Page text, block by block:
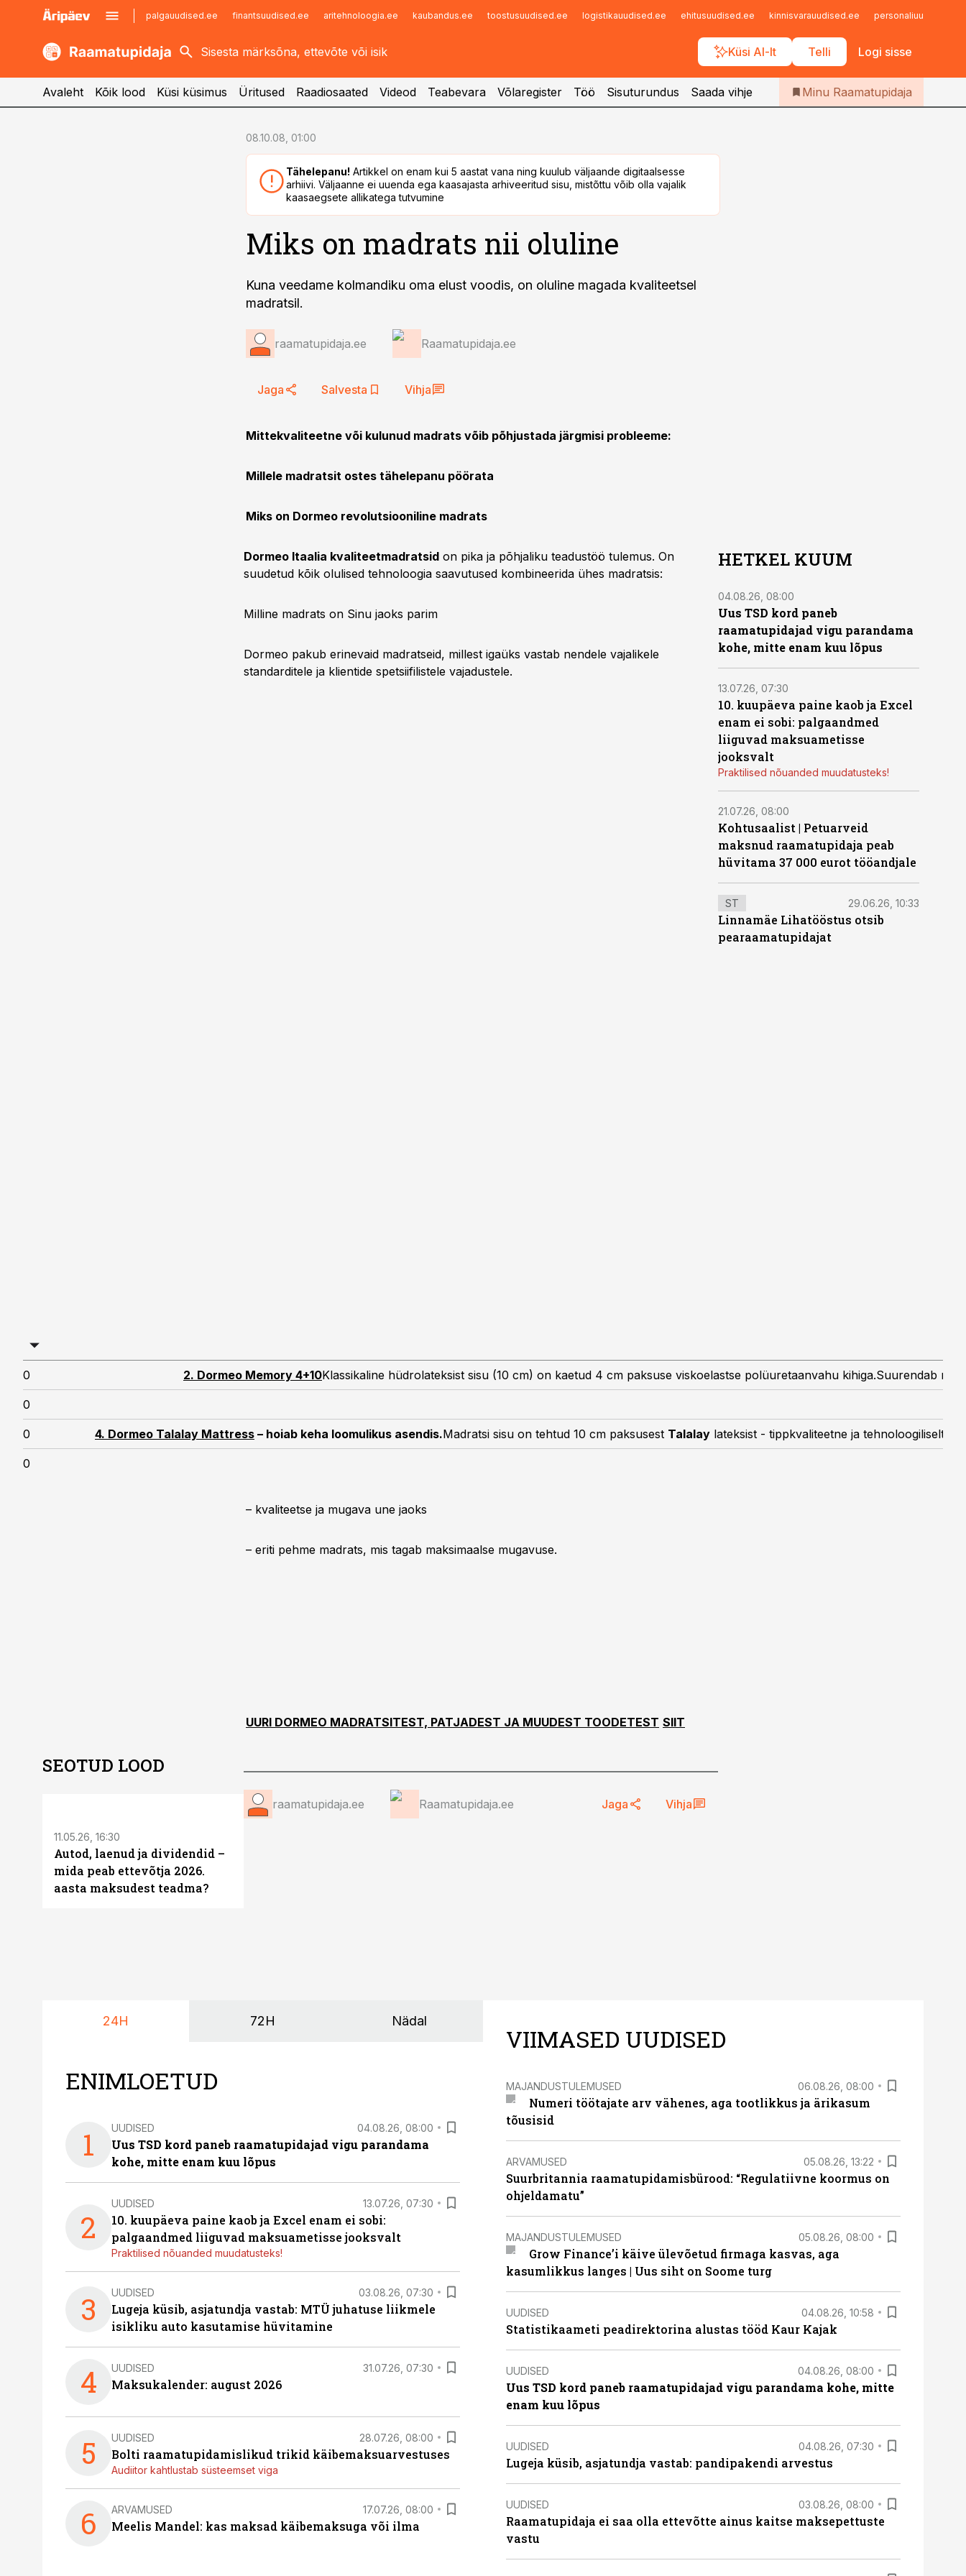
palgauudised.ee finantsuudised.ee aritehnoloogia.ee kaubandus.ee toostusuudised.ee logistikauudised.ee ehitusuudised.ee kinnisvarauudised.ee personaliuudised.ee
Küsi AI-lt Telli Logi sisse
kaubandus.ee
kinnisvarauudised.ee
imelineajalugu.ee
Infopank
Iseteenindus
Telli Raamatupidaja
Avaleht Kõik lood Küsi küsimus Üritused Raadiosaated Videod Teabevara Võlaregister Töö Sisuturundus Saada vihje Minu Raamatupidaja
08.10.08, 01:00
Tähelepanu! Artikkel on enam kui 5 aastat vana ning kuulub väljaande digitaalsesse
arhiivi. Väljaanne ei uuenda ega kaasajasta arhiveeritud sisu, mistõttu võib olla vajalik
kaasaegsete allikatega tutvumine
Miks on madrats nii oluline
Kuna veedame kolmandiku oma elust voodis, on oluline magada kvaliteetsel
madratsil.
raamatupidaja.ee Raamatupidaja.ee
Jaga Salvesta Vihja
Mittekvaliteetne või kulunud madrats võib põhjustada järgmisi probleeme:
Millele madratsit ostes tähelepanu pöörata
Miks on Dormeo revolutsiooniline madrats
Dormeo Itaalia kvaliteetmadratsid on pika ja põhjaliku teadustöö tulemus. On
suudetud kõik olulised tehnoloogia saavutused kombineerida ühes madratsis:
Milline madrats on Sinu jaoks parim
Dormeo pakub erinevaid madratseid, millest igaüks vastab nendele vajalikele
standarditele ja klientide spetsiifilistele vajadustele.
HETKEL KUUM
04.08.26, 08:00
Uus TSD kord paneb
raamatupidajad vigu parandama
kohe, mitte enam kuu lõpus
13.07.26, 07:30
10. kuupäeva paine kaob ja Excel
enam ei sobi: palgaandmed
liiguvad maksuametisse
jooksvalt
Praktilised nõuanded muudatusteks!
21.07.26, 08:00
Kohtusaalist | Petuarveid
maksnud raamatupidaja peab
hüvitama 37 000 eurot tööandjale
ST 29.06.26, 10:33
Linnamäe Lihatööstus otsib
pearaamatupidajat
0 2. Dormeo Memory 4+10Klassikaline hüdrolateksist sisu (10 cm) on kaetud 4 cm paksuse viskoelastse polüuretaanvahu kihiga.Suurendab
0
0 4. Dormeo Talalay Mattress – hoiab keha loomulikus asendis.Madratsi sisu on tehtud 10 cm paksusest Talalay lateksist - tippkvaliteetne ja tehnoloogiliselt
0
– kvaliteetse ja mugava une jaoks
– eriti pehme madrats, mis tagab maksimaalse mugavuse.
UURI DORMEO MADRATSITEST, PATJADEST JA MUUDEST TOODETEST SIIT
raamatupidaja.ee Raamatupidaja.ee Jaga Vihja
SEOTUD LOOD
11.05.26, 16:30
Autod, laenud ja dividendid –
mida peab ettevõtja 2026.
aasta maksudest teadma?
24H 72H Nädal
ENIMLOETUD
1 UUDISED 04.08.26, 08:00
Uus TSD kord paneb raamatupidajad vigu parandama
kohe, mitte enam kuu lõpus
2
UUDISED 13.07.26, 07:30
10. kuupäeva paine kaob ja Excel enam ei sobi:
palgaandmed liiguvad maksuametisse jooksvalt
Praktilised nõuanded muudatusteks!
3 UUDISED 03.08.26, 07:30
Lugeja küsib, asjatundja vastab: MTÜ juhatuse liikmele
isikliku auto kasutamise hüvitamine
4 UUDISED 31.07.26, 07:30
Maksukalender: august 2026
5 UUDISED 28.07.26, 08:00
Bolti raamatupidamislikud trikid käibemaksuarvestuses
Audiitor kahtlustab süsteemset viga
6 ARVAMUSED 17.07.26, 08:00
Meelis Mandel: kas maksad käibemaksuga või ilma
VIIMASED UUDISED
MAJANDUSTULEMUSED 06.08.26, 08:00
Numeri töötajate arv vähenes, aga tootlikkus ja ärikasum
tõusisid
ARVAMUSED 05.08.26, 13:22
Suurbritannia raamatupidamisbürood: “Regulatiivne koormus on
ohjeldamatu”
MAJANDUSTULEMUSED 05.08.26, 08:00
Grow Finance’i käive ülevõetud firmaga kasvas, aga
kasumlikkus langes | Uus siht on Soome turg
UUDISED 04.08.26, 10:58
Statistikaameti peadirektorina alustas tööd Kaur Kajak
UUDISED 04.08.26, 08:00
Uus TSD kord paneb raamatupidajad vigu parandama kohe, mitte
enam kuu lõpus
UUDISED 04.08.26, 07:30
Lugeja küsib, asjatundja vastab: pandipakendi arvestus
UUDISED 03.08.26, 08:00
Raamatupidaja ei saa olla ettevõtte ainus kaitse maksepettuste
vastu